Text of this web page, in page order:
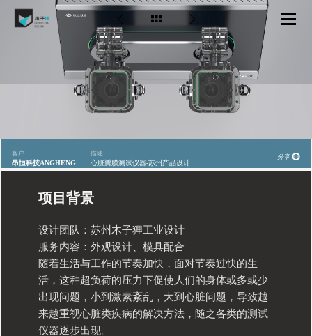
客户
昂恒科技ANGHENG
描述
心脏瓣膜测试仪器-苏州产品设计
分享
项目背景
设计团队：苏州木子狸工业设计
服务内容：外观设计、模具配合
随着生活与工作的节奏加快，面对节奏过快的生
活，这种超负荷的压力下促使人们的身体或多或少
出现问题，小到激素紊乱，大到心脏问题，导致越
来越重视心脏类疾病的解决方法，随之各类的测试
仪器逐步出现。